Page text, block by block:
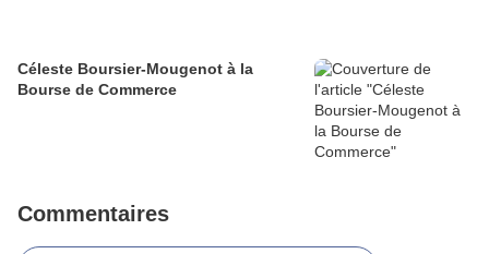
Céleste Boursier-Mougenot à la
Bourse de Commerce
Commentaires